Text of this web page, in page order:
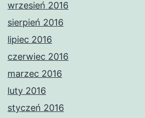
wrzesień 2016
sierpień 2016
lipiec 2016
czerwiec 2016
marzec 2016
luty 2016
styczeń 2016